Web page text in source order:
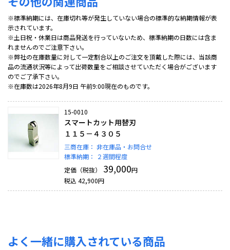
※標準納期には、在庫切れ等が発生していない場合の標準的な納期情報が表
示されています。
※土日祝・休業日は商品発送を行っていないため、標準納期の日数には含ま
れませんのでご注意下さい。
※弊社の在庫数量に対して一定割合以上のご注文を頂戴した際には、当該商
品の流通状況等によって出荷数量をご相談させていただく場合がございます
のでご了承下さい。
※在庫数は2026年8月9日 午前9:00現在のものです。
15-0010
スマートカット用替刃
１１５－４３０５
三商在庫： 非在庫品・お問合せ
標準納期：
２週間程度
定価（税抜）
39,000円
税込 42,900円
よく一緒に購入されている商品